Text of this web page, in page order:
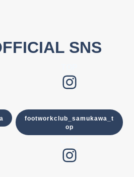
SNS
Instagram
footworkclub_samukawa_t
op
Instagram